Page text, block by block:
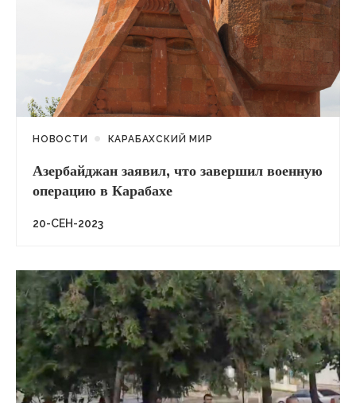
НОВОСТИ КАРАБАХСКИЙ МИР
Азербайджан заявил, что завершил военную
операцию в Карабахе
20-СЕН-2023